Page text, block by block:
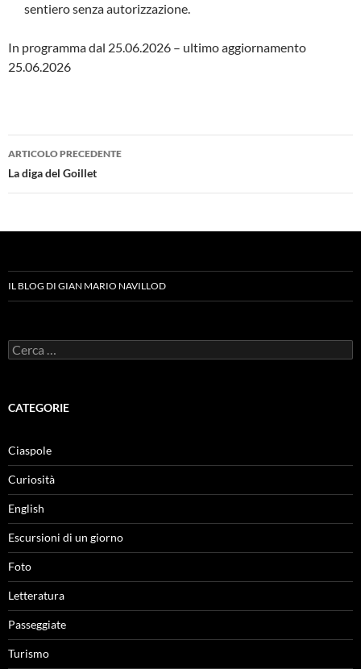
sentiero senza autorizzazione.
In programma dal 25.06.2026 – ultimo aggiornamento
25.06.2026
Navigazione
articolo
ARTICOLO PRECEDENTE
La diga del Goillet
IL BLOG DI GIAN MARIO NAVILLOD
Ricerca
per:
CATEGORIE
Ciaspole
Curiosità
English
Escursioni di un giorno
Foto
Letteratura
Passeggiate
Turismo